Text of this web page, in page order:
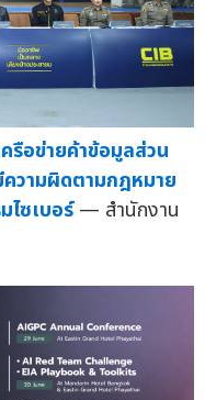
รือข่ายค้าข้อมูลส่วน
วามผิดตามกฎหมาย
ไซเบอร์ — สำนักงาน